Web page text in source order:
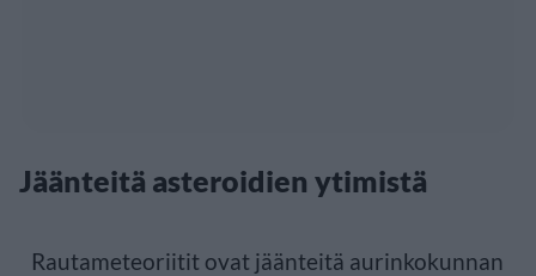
Jäänteitä asteroidien ytimistä
Rautameteoriitit ovat jäänteitä aurinkokunnan